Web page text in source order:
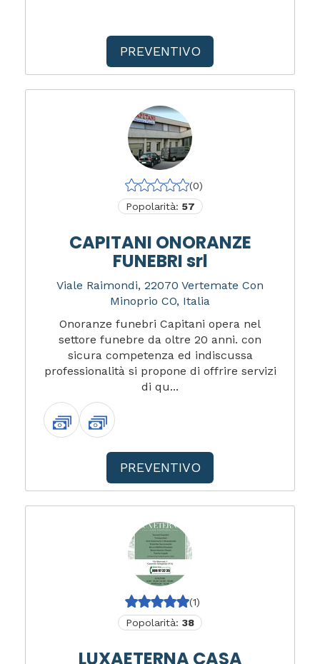
PREVENTIVO
(0)
Popolarità: 57
CAPITANI ONORANZE
FUNEBRI srl
Viale Raimondi, 22070 Vertemate Con
Minoprio CO, Italia
Onoranze funebri Capitani opera nel
settore funebre da oltre 20 anni. con
sicura competenza ed indiscussa
professionalità si propone di offrire servizi
di qu...
PREVENTIVO
(1)
Popolarità: 38
LUXAETERNA CASA